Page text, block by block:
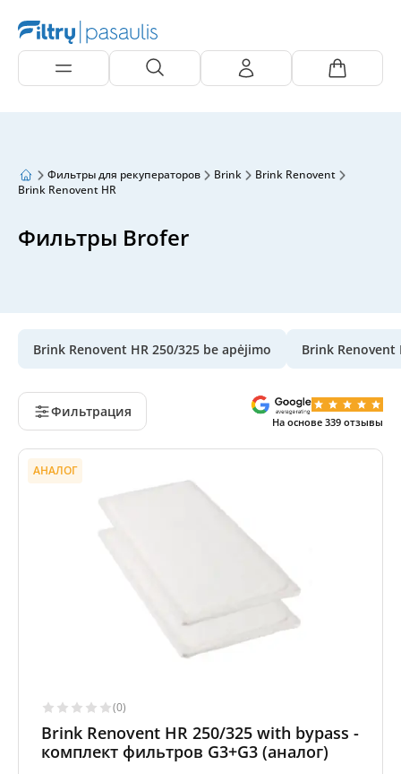
Фильтры для рекуператоров Brink
Brink Renovent
Brink Renovent HR
Фильтры Brofer
Brink Renovent HR 250/325 be apėjimo Brink Renovent
Фильтрация
На основе 339 отзывы
АНАЛОГ
(0)
Brink Renovent HR 250/325 with bypass -
комплект фильтров G3+G3 (аналог)